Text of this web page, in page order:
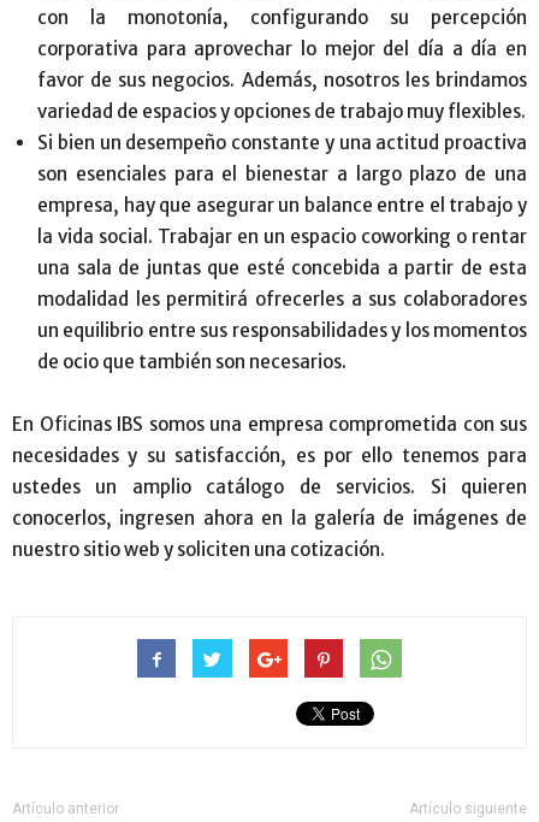
con la monotonía, configurando su percepción
corporativa para aprovechar lo mejor del día a día en
favor de sus negocios. Además, nosotros les brindamos
variedad de espacios y opciones de trabajo muy flexibles.
Si bien un desempeño constante y una actitud proactiva
son esenciales para el bienestar a largo plazo de una
empresa, hay que asegurar un balance entre el trabajo y
la vida social. Trabajar en un espacio coworking o rentar
una sala de juntas que esté concebida a partir de esta
modalidad les permitirá ofrecerles a sus colaboradores
un equilibrio entre sus responsabilidades y los momentos
de ocio que también son necesarios.
En Oficinas IBS somos una empresa comprometida con sus
necesidades y su satisfacción, es por ello tenemos para
ustedes un amplio catálogo de servicios. Si quieren
conocerlos, ingresen ahora en la galería de imágenes de
nuestro sitio web y soliciten una cotización.
Artículo anterior Artículo siguiente